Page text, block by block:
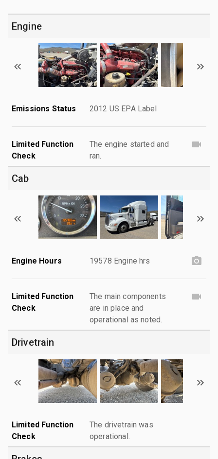
Engine
Emissions Status 2012 US EPA Label
Limited Function
Check
The engine started and
ran.
Cab
Engine Hours 19578 Engine hrs
Limited Function
Check
The main components
are in place and
operational as noted.
Drivetrain
Limited Function
Check
The drivetrain was
operational.